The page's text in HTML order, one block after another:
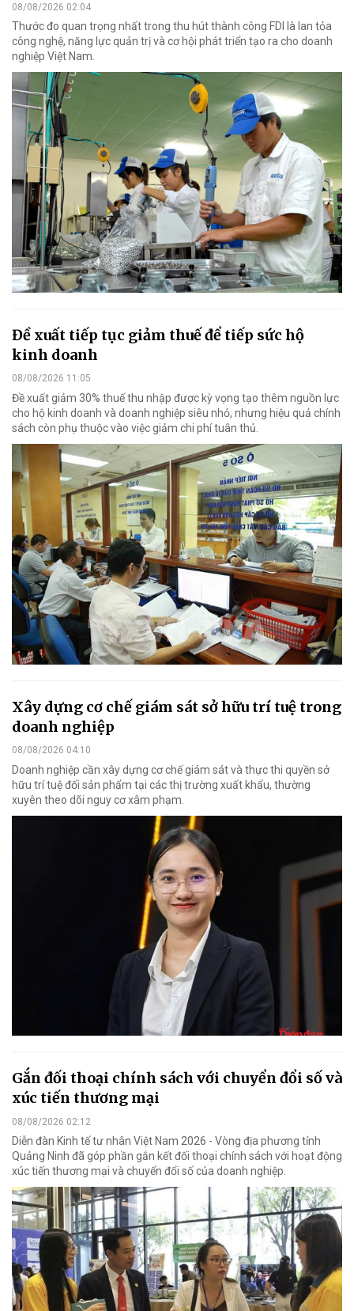
08/08/2026 02:04
Thước đo quan trọng nhất trong thu hút thành công FDI là lan tỏa
công nghệ, năng lực quản trị và cơ hội phát triển tạo ra cho doanh
nghiệp Việt Nam.
Đề xuất tiếp tục giảm thuế để tiếp sức hộ
kinh doanh
08/08/2026 11:05
Đề xuất giảm 30% thuế thu nhập được kỳ vọng tạo thêm nguồn lực
cho hộ kinh doanh và doanh nghiệp siêu nhỏ, nhưng hiệu quả chính
sách còn phụ thuộc vào việc giảm chi phí tuân thủ.
Xây dựng cơ chế giám sát sở hữu trí tuệ trong
doanh nghiệp
08/08/2026 04:10
Doanh nghiệp cần xây dựng cơ chế giám sát và thực thi quyền sở
hữu trí tuệ đối sản phẩm tại các thị trường xuất khẩu, thường
xuyên theo dõi nguy cơ xâm phạm.
Gắn đối thoại chính sách với chuyển đổi số và
xúc tiến thương mại
08/08/2026 02:12
Diễn đàn Kinh tế tư nhân Việt Nam 2026 - Vòng địa phương tỉnh
Quảng Ninh đã góp phần gắn kết đối thoại chính sách với hoạt động
xúc tiến thương mại và chuyển đổi số của doanh nghiệp.